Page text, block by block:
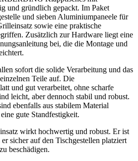
und gründlich gepackt. Im Paket
und sieben Aluminiumpaneele für
sowie eine praktische
Zusätzlich zur Hardware liegt eine
bei, die die Montage und
sofort die solide Verarbeitung und das
Teile auf. Die
und gut verarbeitet, ohne scharfe
leicht, aber dennoch stabil und robust.
ebenfalls aus stabilem Material
gute Standfestigkeit.
wirkt hochwertig und robust. Er ist
sicher auf den Tischgestellen platziert
beschädigen.